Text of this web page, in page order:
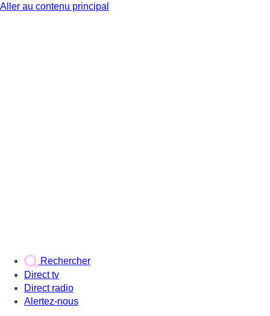
Aller au contenu principal
Rechercher
Direct tv
Direct radio
Alertez-nous